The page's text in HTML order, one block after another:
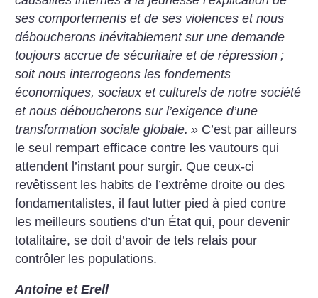
ses comportements et de ses violences et nous
déboucherons inévitablement sur une demande
toujours accrue de sécuritaire et de répression ;
soit nous interrogeons les fondements
économiques, sociaux et culturels de notre société
et nous déboucherons sur l’exigence d’une
transformation sociale globale. » C’est par ailleurs
le seul rempart efficace contre les vautours qui
attendent l’instant pour surgir. Que ceux-ci
revêtissent les habits de l’extrême droite ou des
fondamentalistes, il faut lutter pied à pied contre
les meilleurs soutiens d’un État qui, pour devenir
totalitaire, se doit d’avoir de tels relais pour
contrôler les populations.
Antoine et Erell